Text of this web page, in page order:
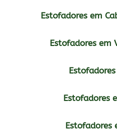
Estofadores em
Estofadores em
Estofadores
Estofadores